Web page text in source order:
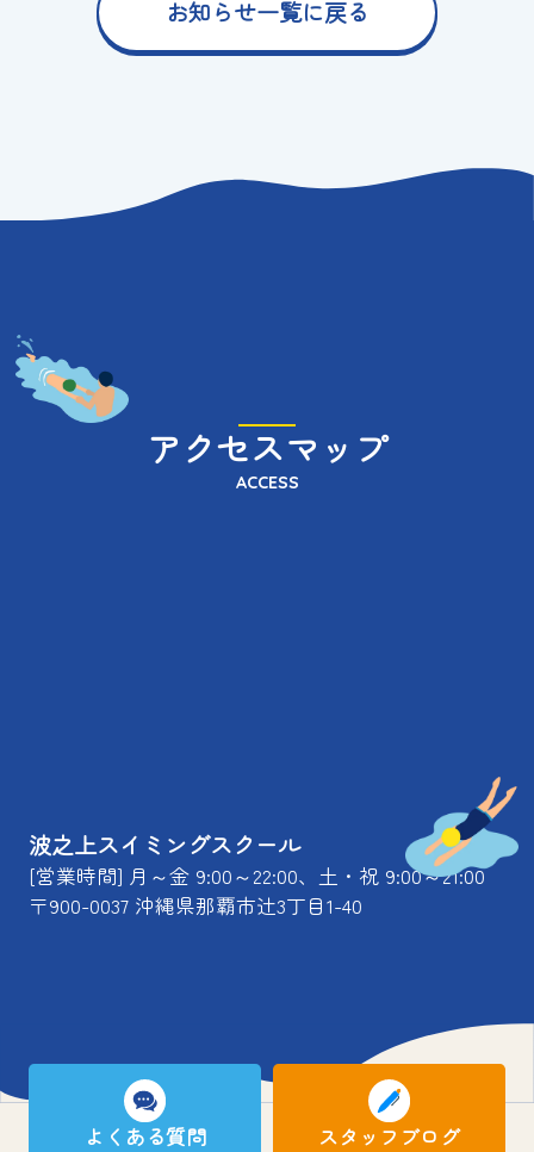
お知らせ一覧に戻る
アクセスマップ
ACCESS
波之上スイミングスクール
[営業時間] 月～金 9:00～22:00、土・祝 9:00～21:00
〒900-0037 沖縄県那覇市辻3丁目1-40
よくある質問 スタッフブログ